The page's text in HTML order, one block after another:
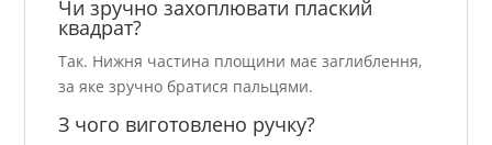
Чи зручно захоплювати плаский
квадрат?
Так. Нижня частина площини має заглиблення,
за яке зручно братися пальцями.
З чого виготовлено ручку?